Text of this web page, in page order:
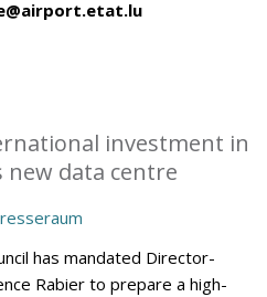
investment in
new data centre
has mandated Director-
Rabier to prepare a high-